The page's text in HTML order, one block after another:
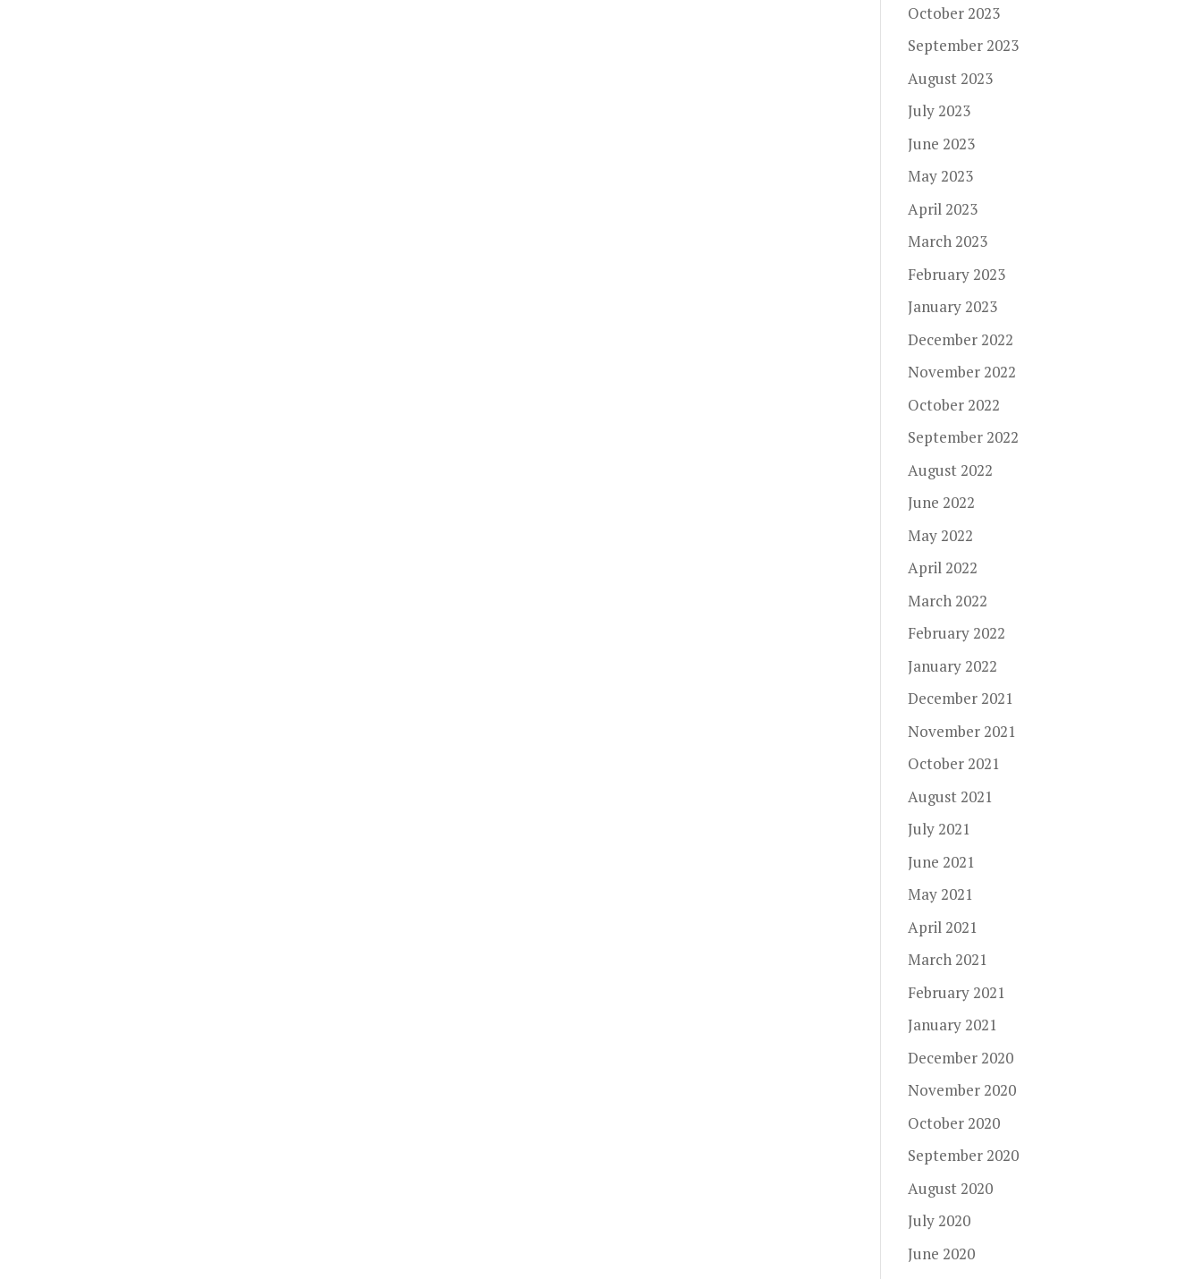
October 2023
September 2023
August 2023
July 2023
June 2023
May 2023
April 2023
March 2023
February 2023
January 2023
December 2022
November 2022
October 2022
September 2022
August 2022
June 2022
May 2022
April 2022
March 2022
February 2022
January 2022
December 2021
November 2021
October 2021
August 2021
July 2021
June 2021
May 2021
April 2021
March 2021
February 2021
January 2021
December 2020
November 2020
October 2020
September 2020
August 2020
July 2020
June 2020